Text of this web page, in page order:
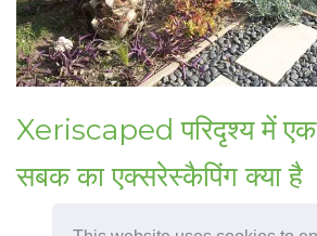
Xeriscaped परिदृश्य में
सबक का एक्सरेस्कैपिंग क्या है